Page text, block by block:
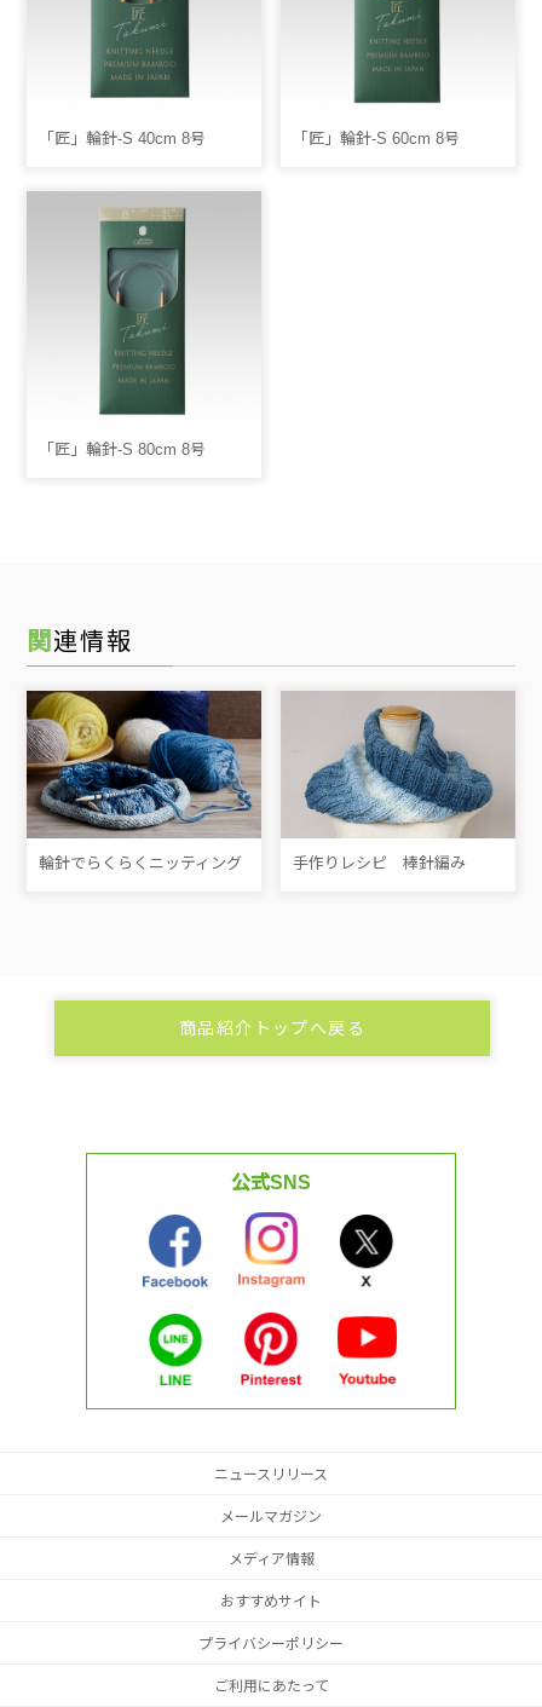
「匠」輪針-S 40cm 8号 「匠」輪針-S 60cm 8号
「匠」輪針-S 80cm 8号
関連情報
輪針でらくらくニッティング 手作りレシピ 棒針編み
商品紹介トップへ戻る
公式SNS
ニュースリリース
メールマガジン
メディア情報
おすすめサイト
プライバシーポリシー
ご利用にあたって